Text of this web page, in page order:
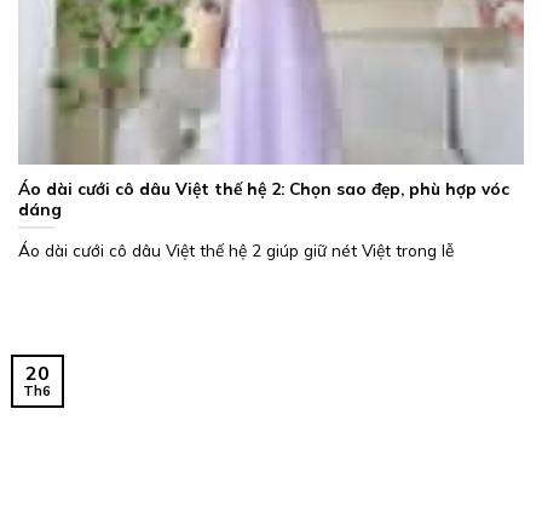
Áo dài cưới cô dâu Việt thế hệ 2: Chọn sao đẹp, phù hợp vóc
dáng
Áo dài cưới cô dâu Việt thế hệ 2 giúp giữ nét Việt trong lễ
20
Th6